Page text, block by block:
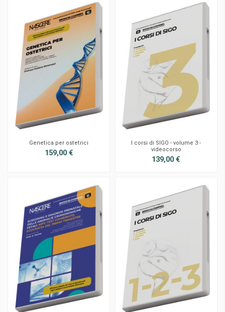
Genetica per ostetrici
159,00 €
I corsi di SIGO - volume 3 -
videocorso
139,00 €